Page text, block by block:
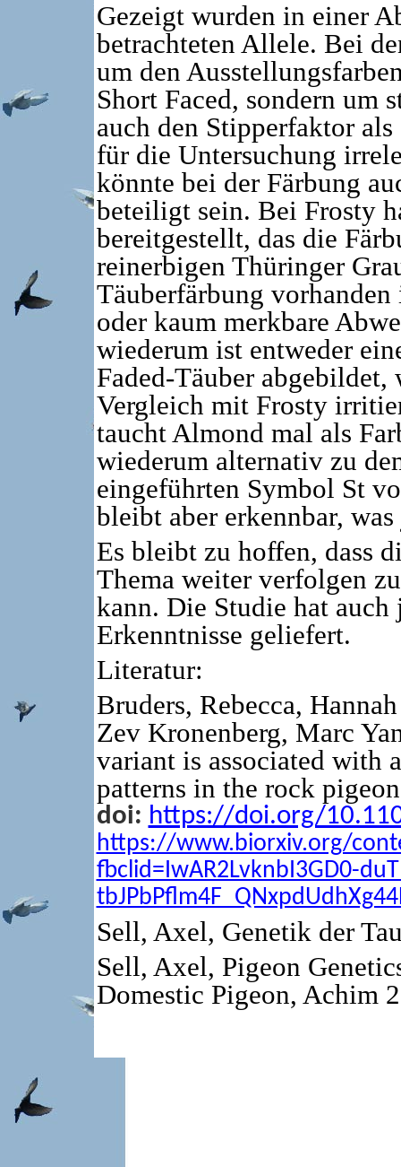
Gezeigt wurden in einer
betrachteten Allele. Bei
um den
Short Faced, sondern um
auch den Stipperfaktor als
für die Untersuchung
könnte bei der Färbung
beteiligt sein. Bei Frosty
bereitgestellt, das die
reinerbigen Thüringer
Täuberfärbung
oder kaum merkbare
wiederum ist entweder
Faded-Täuber
Vergleich mit Frosty
taucht Almond mal als
wiederum alternativ zu
eingeführten Symbol St
bleibt aber erkennbar,
Es bleibt zu hoffen, dass
Thema weiter verfolgen
kann. Die Studie hat auch
Erkenntnisse geliefert.
Literatur:
Bruders, Rebecca,
Zev Kronenberg, Marc
variant is associated with
patterns in the rock
doi: https://doi.org/
https://www.biorxiv.org/
fbclid=IwAR2LvknbI3GD0-
Sell, Axel, Genetik der
Sell, Axel, Pigeon
Domestic Pigeon, Achim